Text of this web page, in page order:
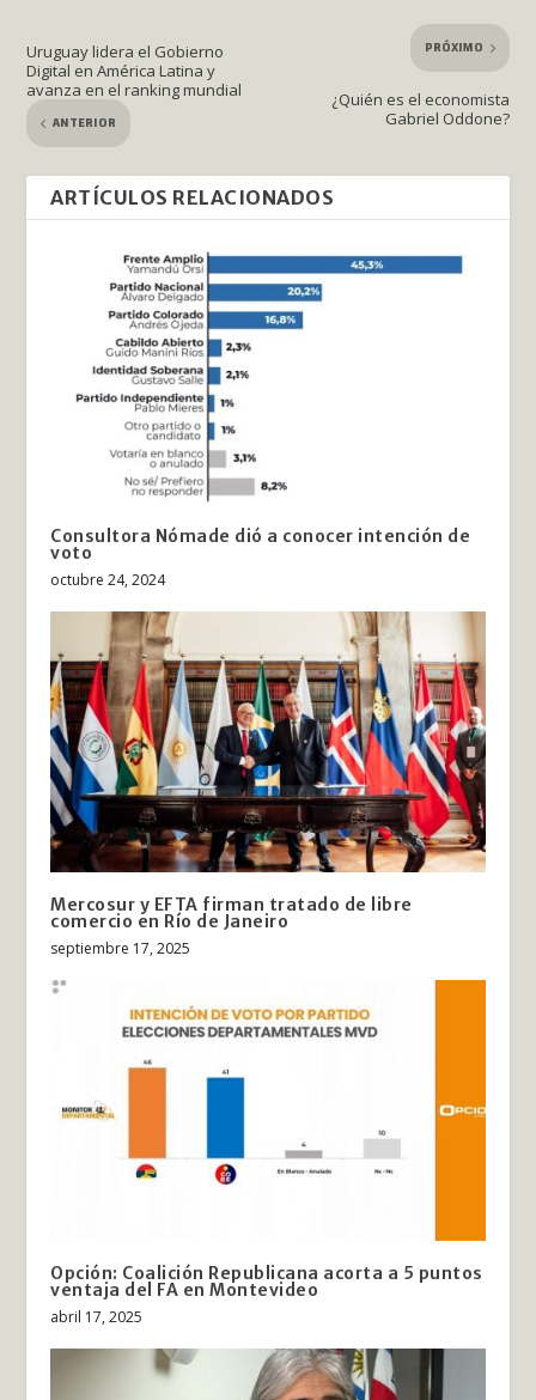
Uruguay lidera el Gobierno
Digital en América Latina y
avanza en el ranking mundial
ANTERIOR
PRÓXIMO
¿Quién es el economista
Gabriel Oddone?
ARTÍCULOS RELACIONADOS
Consultora Nómade dió a conocer intención de
voto
octubre 24, 2024
Mercosur y EFTA firman tratado de libre
comercio en Río de Janeiro
septiembre 17, 2025
Opción: Coalición Republicana acorta a 5 puntos
ventaja del FA en Montevideo
abril 17, 2025